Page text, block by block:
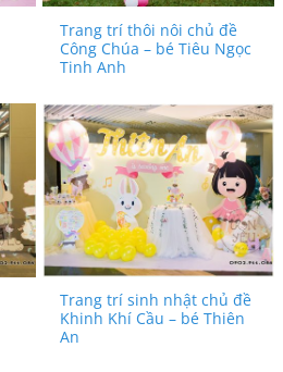
Trang trí thôi nôi chủ đề
Công Chúa – bé Tiêu Ngọc
Tinh Anh
Trang trí sinh nhật chủ đề
Khinh Khí Cầu – bé Thiên
An